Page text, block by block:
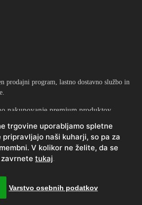
prodajni program, lastno dostavno službo in
pridržane, 2021. Vse cene vsebujejo
osebnih podatkov
trgovine uporabljamo spletne
pripravljajo naši kuharji, so pa za
V kolikor ne želite, da se
tukaj.
Varstvo osebnih podatkov